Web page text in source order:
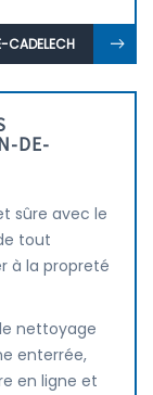
CADELECH
DE-
sûre avec le
tout
à la propreté
nettoyage
enterrée,
en ligne et